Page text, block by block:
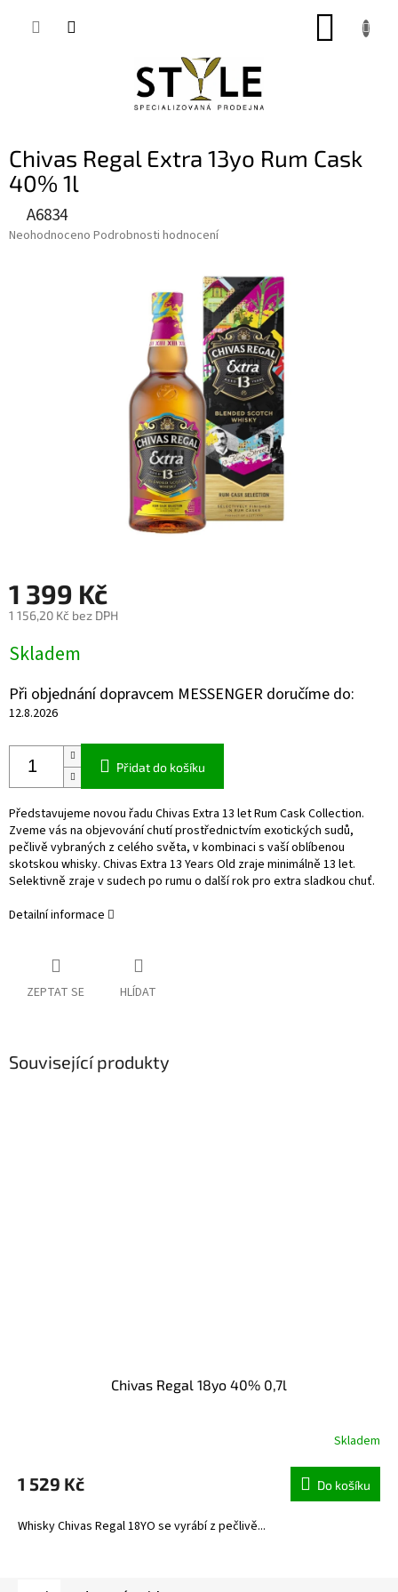
Chivas Regal Extra 13yo Rum Cask
40% 1l
A6834
Průměrné
Neohodnoceno Podrobnosti hodnocení
1 399 Kč
1 156,20 Kč bez DPH
cena:
Skladem
Při objednání dopravcem MESSENGER doručíme do:
12.8.2026
Přidat do košíku
Představujeme novou řadu Chivas Extra 13 let Rum Cask Collection.
Zveme vás na objevování chutí prostřednictvím exotických sudů,
pečlivě vybraných z celého světa, v kombinaci s vaší oblíbenou
skotskou whisky. Chivas Extra 13 Years Old zraje minimálně 13 let.
Selektivně zraje v sudech po rumu o další rok pro extra sladkou chuť.
Detailní informace
ZEPTAT SE HLÍDAT
Související produkty
Chivas Regal 18yo 40% 0,7l
Skladem
1 529 Kč Do košíku
Whisky Chivas Regal 18YO se vyrábí z pečlivě...